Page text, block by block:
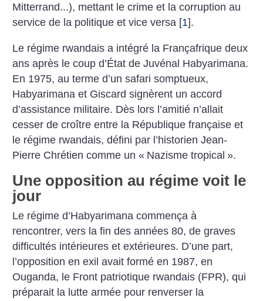
Mitterrand...), mettant le crime et la corruption au
service de la politique et vice versa [1].
Le régime rwandais a intégré la Françafrique deux
ans après le coup d’État de Juvénal Habyarimana.
En 1975, au terme d’un safari somptueux,
Habyarimana et Giscard signèrent un accord
d’assistance militaire. Dès lors l’amitié n’allait
cesser de croître entre la République française et
le régime rwandais, défini par l’historien Jean-
Pierre Chrétien comme un « Nazisme tropical ».
Une opposition au régime voit le
jour
Le régime d’Habyarimana commença à
rencontrer, vers la fin des années 80, de graves
difficultés intérieures et extérieures. D’une part,
l’opposition en exil avait formé en 1987, en
Ouganda, le Front patriotique rwandais (FPR), qui
préparait la lutte armée pour renverser la